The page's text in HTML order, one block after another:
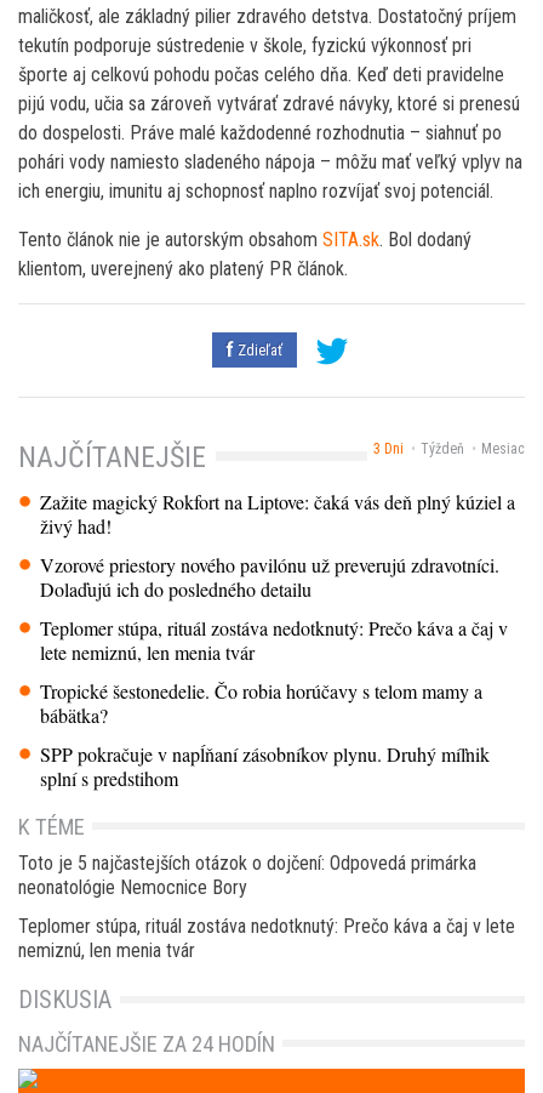
maličkosť, ale základný pilier zdravého detstva. Dostatočný príjem
tekutín podporuje sústredenie v škole, fyzickú výkonnosť pri
športe aj celkovú pohodu počas celého dňa. Keď deti pravidelne
pijú vodu, učia sa zároveň vytvárať zdravé návyky, ktoré si prenesú
do dospelosti. Práve malé každodenné rozhodnutia – siahnuť po
pohári vody namiesto sladeného nápoja – môžu mať veľký vplyv na
ich energiu, imunitu aj schopnosť naplno rozvíjať svoj potenciál.
Tento článok nie je autorským obsahom SITA.sk. Bol dodaný
klientom, uverejnený ako platený PR článok.
Zdieľať
3 Dni Týždeň Mesiac
NAJČÍTANEJŠIE
Zažite magický Rokfort na Liptove: čaká vás deň plný kúziel a
živý had!
Vzorové priestory nového pavilónu už preverujú zdravotníci.
Dolaďujú ich do posledného detailu
Teplomer stúpa, rituál zostáva nedotknutý: Prečo káva a čaj v
lete nemiznú, len menia tvár
Tropické šestonedelie. Čo robia horúčavy s telom mamy a
bábätka?
SPP pokračuje v napĺňaní zásobníkov plynu. Druhý míľnik
splní s predstihom
K TÉME
Toto je 5 najčastejších otázok o dojčení: Odpovedá primárka
neonatológie Nemocnice Bory
Teplomer stúpa, rituál zostáva nedotknutý: Prečo káva a čaj v lete
nemiznú, len menia tvár
DISKUSIA
NAJČÍTANEJŠIE ZA 24 HODÍN